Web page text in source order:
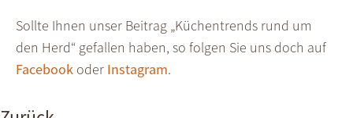
Sollte Ihnen unser Beitrag „Küchentrends rund um
den Herd“ gefallen haben, so folgen Sie uns doch auf
Facebook oder Instagram.